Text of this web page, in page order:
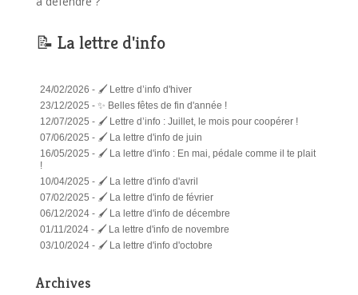
📝 La lettre d'info
24/02/2026 - 🖌️ Lettre d’info d'hiver
23/12/2025 - ✨ Belles fêtes de fin d'année !
12/07/2025 - 🖌️ Lettre d’info : Juillet, le mois pour coopérer !
07/06/2025 - 🖌️ La lettre d'info de juin
16/05/2025 - 🖌️ La lettre d'info : En mai, pédale comme il te plait
!
10/04/2025 - 🖌️ La lettre d'info d'avril
07/02/2025 - 🖌️ La lettre d'info de février
06/12/2024 - 🖌️ La lettre d'info de décembre
01/11/2024 - 🖌️ La lettre d'info de novembre
03/10/2024 - 🖌️ La lettre d'info d'octobre
Archives